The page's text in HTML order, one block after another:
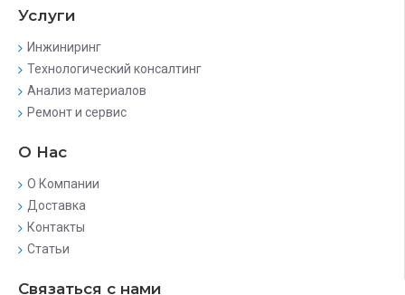
Услуги
Инжиниринг
Технологический консалтинг
Анализ материалов
Ремонт и сервис
О Нас
О Компании
Доставка
Контакты
Статьи
Связаться с нами